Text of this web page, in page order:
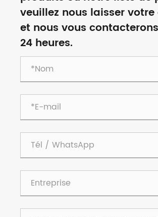
veuillez nous laisser
et nous vous
24 heures.